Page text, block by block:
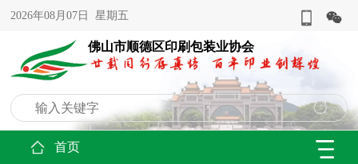
2026年08月07日 星期五
佛山市顺德区印刷包装业协会
首页